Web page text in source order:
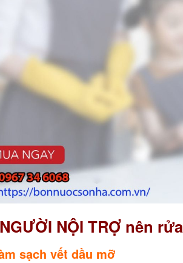
NỘI TRỢ nên
sạch vết dầu mỡ